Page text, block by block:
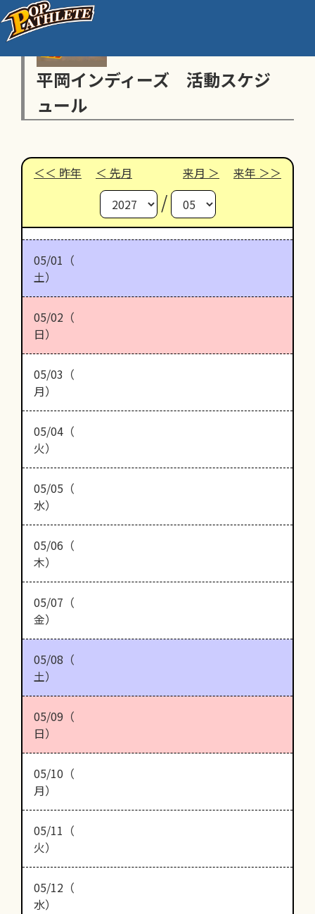
平岡インディーズ 活動スケジ
ュール
昨年 先月 来月 来年
/
05/01（
土）
05/02（
日）
05/03（
月）
05/04（
火）
05/05（
水）
05/06（
木）
05/07（
金）
05/08（
土）
05/09（
日）
05/10（
月）
05/11（
火）
05/12（
水）